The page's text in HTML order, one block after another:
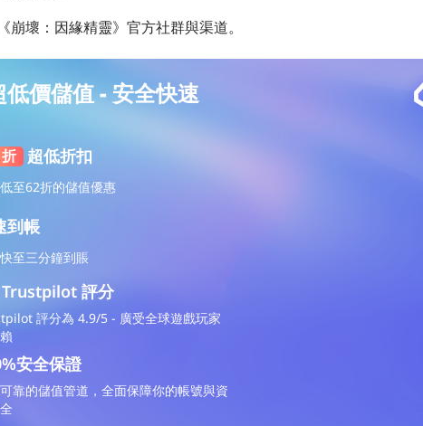
崩壞：因緣精靈》官方社群與渠道。
價儲值 - 安全快速
超低折扣
至62折的儲值優惠
到帳
快至三分鐘到賬
評分
評分為 4.9/5 - 廣受全球遊戲玩家
安全保證
靠的儲值管道，全面保障你的帳號與資